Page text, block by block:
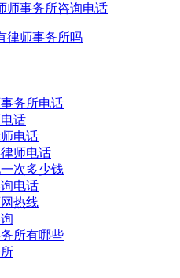
师事务所咨询电话
律师事务所吗
务所电话
话
电话
师电话
次多少钱
电话
热线
所有哪些